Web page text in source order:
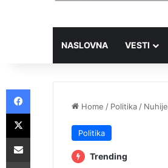
NASLOVNA VESTI
Home / Politika /
Politika
Trending
Facebook
X
Share via Email